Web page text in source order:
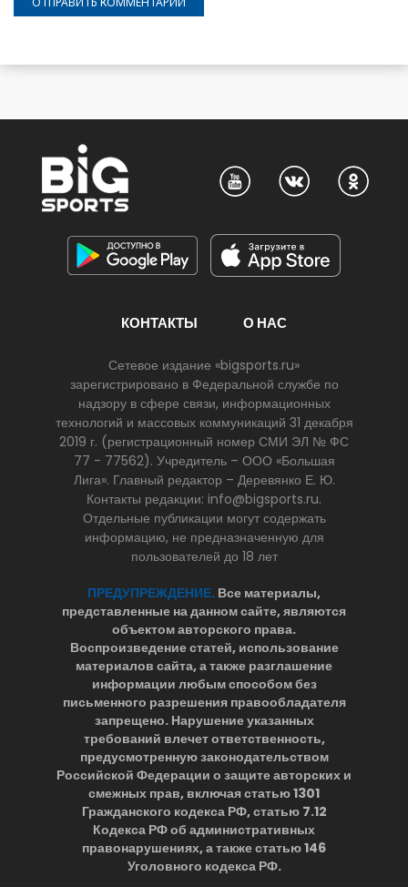
КОНТАКТЫ О НАС
Сетевое издание «bigsports.ru»
зарегистрировано в Федеральной службе по
надзору в сфере связи, информационных
технологий и массовых коммуникаций 31 декабря
2019 г. (регистрационный номер СМИ ЭЛ № ФС
77 - 77562). Учредитель – ООО «Большая
Лига». Главный редактор – Деревянко Е. Ю.
Контакты редакции: info@bigsports.ru.
Отдельные публикации могут содержать
информацию, не предназначенную для
пользователей до 18 лет
ПРЕДУПРЕЖДЕНИЕ. Все материалы,
представленные на данном сайте, являются
объектом авторского права.
Воспроизведение статей, использование
материалов сайта, а также разглашение
информации любым способом без
письменного разрешения правообладателя
запрещено. Нарушение указанных
требований влечет ответственность,
предусмотренную законодательством
Российской Федерации о защите авторских и
смежных прав, включая статью 1301
Гражданского кодекса РФ, статью 7.12
Кодекса РФ об административных
правонарушениях, а также статью 146
Уголовного кодекса РФ.